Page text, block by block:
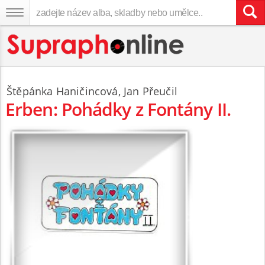
Štěpánka Haničincová, Jan Přeučil
Erben: Pohádky z Fontány II.